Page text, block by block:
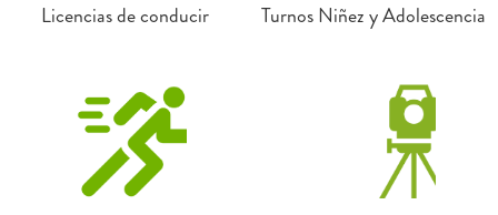
Licencias de conducir Turnos Niñez y Adolescencia